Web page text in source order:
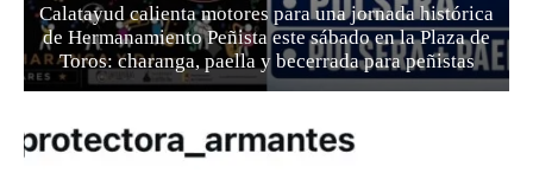
Calatayud calienta motores para una jornada histórica
de Hermanamiento Peñista este sábado en la Plaza de
Toros: charanga, paella y becerrada para peñistas